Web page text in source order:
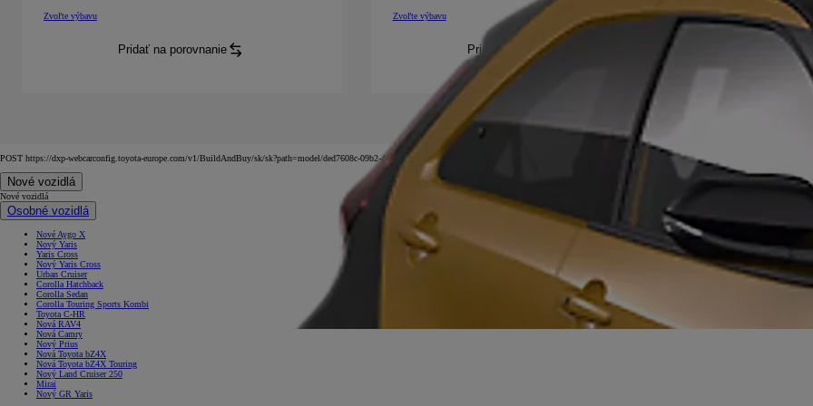
Mirai Comfort
Zvoľte výbavu
Pridať na porovnanie
Mirai Executive
Zvoľte výbavu
Mirai Executive
Pridať na porovnanie
POST https://dxp-webcarconfig.toyota-europe.com/v1/BuildAndBuy/sk/sk?path=model/ded7608c-09b2-4746-b8cc-6550859538cd
Nové vozidlá
Nové vozidlá
Osobné vozidlá
Nové Aygo X
Nový Yaris
Yaris Cross
Nový Yaris Cross
Urban Cruiser
Corolla Hatchback
Corolla Sedan
Corolla Touring Sports Kombi
Toyota C-HR
Nová RAV4
Nová Camry
Nový Prius
Nová Toyota bZ4X
Nová Toyota bZ4X Touring
Nový Land Cruiser 250
Mirai
Nový GR Yaris